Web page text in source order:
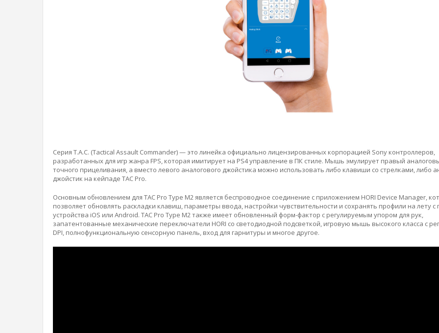
Серия T.A.C. (Tactical Assault Commander) — это линейка официально лицензированных корпорацией Sony контроллеров,
разработанных для игр жанра FPS, которая имитирует на PS4 управление в ПК стиле. Мышь эмулирует правый
точного прицеливания, а вместо левого аналогового джойстика можно использовать либо клавиши со стрелками, либо
джойстик на кейпаде TAC Pro.
Основным обновлением для TAC Pro Type M2 является беспроводное соединение с приложением HORI Device Manager,
позволяет обновлять раскладки клавиш, параметры ввода, настройки чувствительности и сохранять профили на лету
устройства iOS или Android. TAC Pro Type M2 также имеет обновленный форм-фактор с регулируемым упором для рук,
запатентованные механические переключатели HORI со светодиодной подсветкой, игровую мышь высокого класса с
DPI, полнофункциональную сенсорную панель, вход для гарнитуры и многое другое.